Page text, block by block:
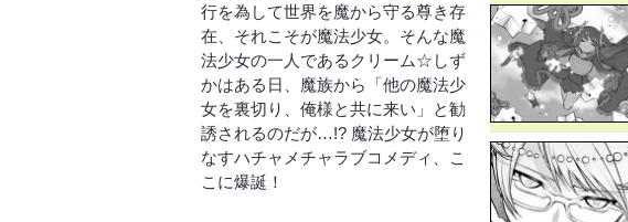
行を為して世界を魔から守る尊き存
在、それこそが魔法少女。そんな魔
法少女の一人であるクリーム☆しず
かはある日、魔族から「他の魔法少
女を裏切り、俺様と共に来い」と勧
誘されるのだが…!? 魔法少女が堕り
なすハチャメチャラブコメディ、こ
こに爆誕！